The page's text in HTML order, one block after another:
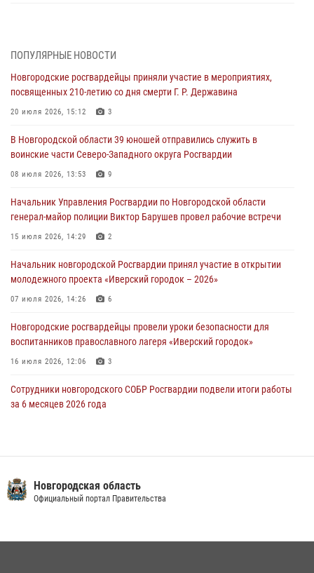
В Великом Новгороде сотрудники центра лицензионно-
разрешительной работы Росгвардии провели телефонную «горячую
30 июля 2026, 14:36 1
Новгородские росгвардейцы рассказали о службе детям из летнего
30 июля 2026, 08:40 5
Новгородские росгвардейцы задержали мужчину
Телесюжет в программе "Новгородское областное телевидение.
Новости часа." от 29 июля 2026 года. Новгородские призывники
29 июля 2026, 12:54 1
ПОПУЛЯРНЫЕ НОВОСТИ
Новгородские росгвардейцы приняли участие в мероприятиях,
посвященных 210-летию со дня смерти Г. Р. Державина
20 июля 2026, 15:12 3
В Новгородской области 39 юношей отправились служить в
воинские части Северо-Западного округа Росгвардии
08 июля 2026, 13:53 9
Начальник Управления Росгвардии по Новгородской области
генерал-майор полиции Виктор Барушев провел рабочие встречи
15 июля 2026, 14:29 2
Начальник новгородской Росгвардии принял участие в открытии
молодежного проекта «Иверский городок – 2026»
07 июля 2026, 14:26 6
Новгородские росгвардейцы провели уроки безопасности для
воспитанников православного лагеря «Иверский городок»
16 июля 2026, 12:06 3
Сотрудники новгородского СОБР Росгвардии подвели итоги работы
за 6 месяцев 2026 года
08 июля 2026, 13:48 3
Новгородская область
Официальный портал Правительства